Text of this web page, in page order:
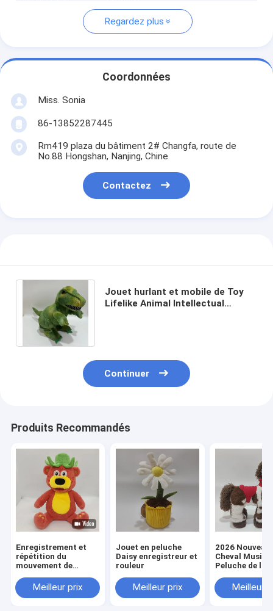
Regardez plus
Coordonnées
Miss. Sonia
86-13852287445
Rm419 plaza du bâtiment 2# Changfa, route de
No.88 Hongshan, Nanjing, Chine
Contactez
Jouet hurlant et mobile de Toy
Lifelike Animal Intellectual
Continuer
Produits Recommandés
Enregistrement et
répétition du
mouvement de
l'ours fraise
Meilleur prix
Jouet en peluche
Daisy enregistreur et
rouleur
Meilleur prix
2026 Nouveau
Cheval
Peluche de
Meilleur